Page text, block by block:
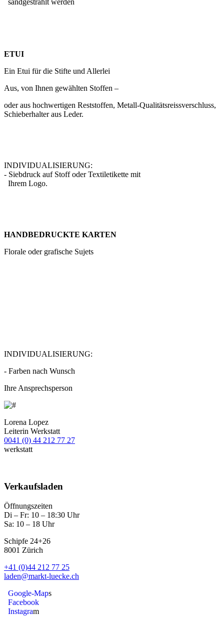
ETUI
Ein Etui für die Stifte und Allerlei
Aus, von Ihnen gewählten Stoffen –
oder aus hochwertigen Reststoffen, Metall-Qualitätsreissverschluss,
Schieberhalter aus Leder.
INDIVIDUALISIERUNG:
- Siebdruck auf Stoff oder Textiletikette mit
Ihrem Logo.
HANDBEDRUCKTE KARTEN
Florale oder grafische Sujets
INDIVIDUALISIERUNG:
- Farben nach Wunsch
Ihre Ansprechsperson
Lorena Lopez
Leiterin Werkstatt
0041 (0) 44 212 77 27
werkstatt
Verkaufsladen
Öffnungszeiten
Di – Fr: 10 – 18:30 Uhr
Sa: 10 – 18 Uhr
Schipfe 24+26
8001 Zürich
+41 (0)44 212 77 25
laden@markt-luecke.ch
Google-Maps
Facebook
Instagram